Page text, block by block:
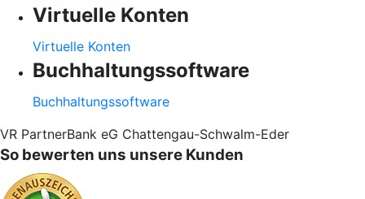
Virtuelle Konten
Virtuelle Konten
Buchhaltungssoftware
Buchhaltungssoftware
VR PartnerBank eG Chattengau-Schwalm-Eder
So bewerten uns unsere Kunden